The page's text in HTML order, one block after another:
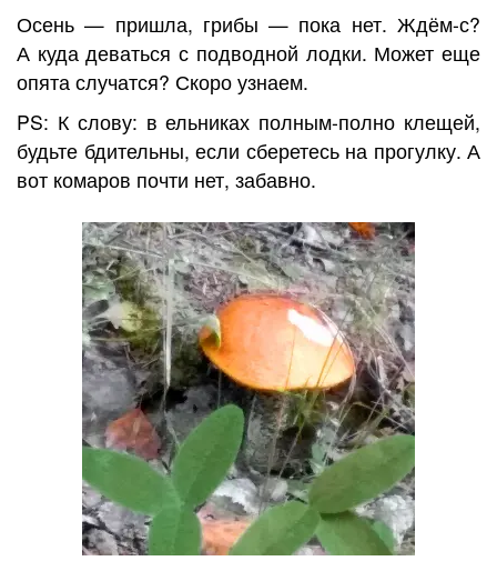
Осень — пришла, грибы — пока нет. Ждём-с?
А куда деваться с подводной лодки. Может еще
опята случатся? Скоро узнаем.
PS: К слову: в ельниках полным-полно клещей,
будьте бдительны, если сберетесь на прогулку. А
вот комаров почти нет, забавно.